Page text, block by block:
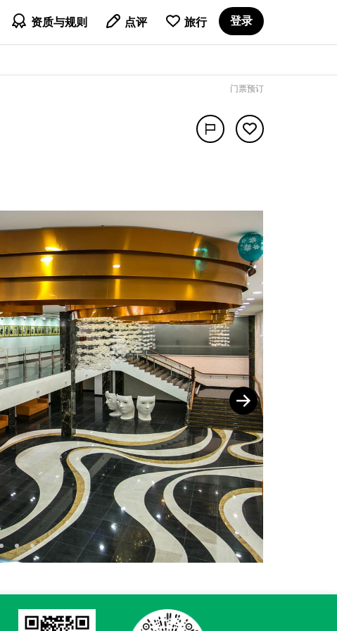
 资质与规则 点评 旅行 登录
门票预订